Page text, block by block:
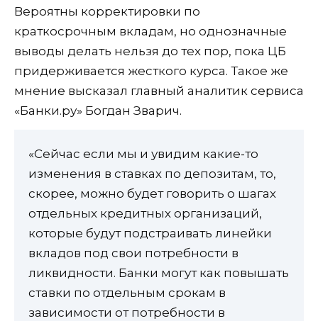
Вероятны корректировки по
краткосрочным вкладам, но однозначные
выводы делать нельзя до тех пор, пока ЦБ
придерживается жесткого курса. Такое же
мнение высказал главный аналитик сервиса
«Банки.ру» Богдан Зварич.
«Сейчас если мы и увидим какие-то
изменения в ставках по депозитам, то,
скорее, можно будет говорить о шагах
отдельных кредитных организаций,
которые будут подстраивать линейки
вкладов под свои потребности в
ликвидности. Банки могут как повышать
ставки по отдельным срокам в
зависимости от потребности в